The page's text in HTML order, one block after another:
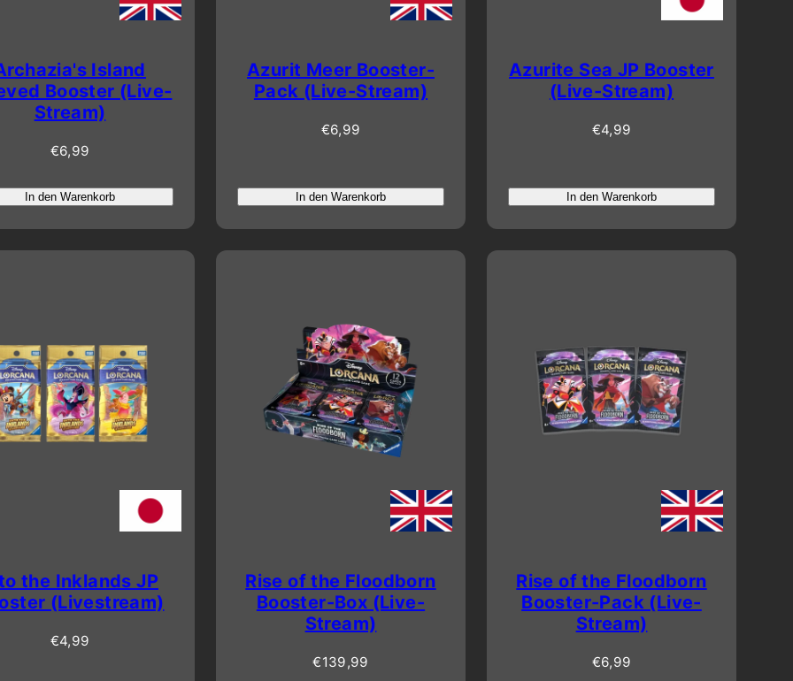
Island
Booster (Live-
Stream)
Regulärer
€6,99
In den Warenkorb
Azurit Meer Booster-
Pack (Live-Stream)
Regulärer
€6,99
In den Warenkorb
Azurite Sea JP Booster
(Live-Stream)
Regulärer
€4,99
In den Warenkorb
the Inklands JP
(Livestream)
Regulärer
€4,99
Rise of the Floodborn
Booster-Box (Live-
Stream)
Regulärer
€139,99
Rise of the Floodborn
Booster-Pack (Live-
Stream)
Regulärer
€6,99